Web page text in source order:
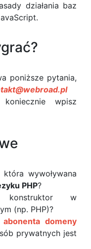
działania baz
poniższe pytania,
wpisz
wywoływana
PHP?
w
(np. PHP)?
domeny
prywatnych jest